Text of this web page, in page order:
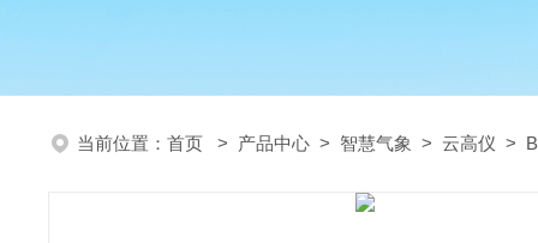
当前位置： 首页 > 产品中心 > 智慧气象 > 云高仪 >